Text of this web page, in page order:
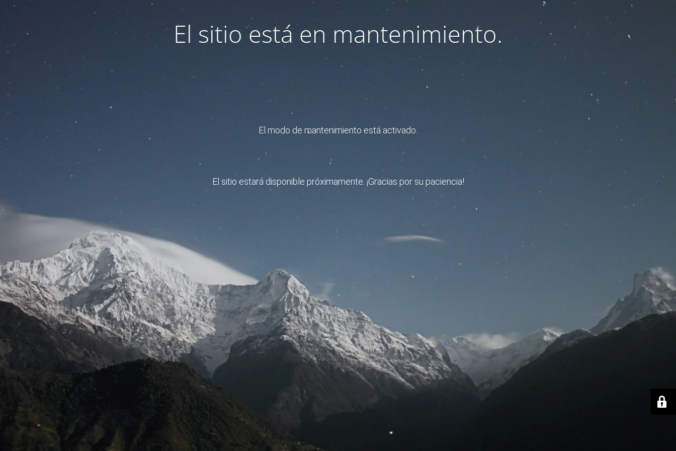
El sitio está en mantenimiento.
El modo de mantenimiento está activado.
El sitio estará disponible próximamente. ¡Gracias por su paciencia!